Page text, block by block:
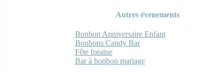
Autres évenements
Bonbon Anniversaire Enfant
Bonbons Candy Bar
Fête foraine
Bar à bonbon mariage